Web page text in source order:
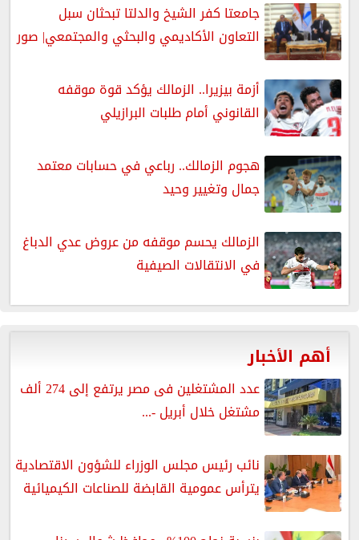
جامعتا كفر الشيخ والدلتا تبحثان سبل
التعاون الأكاديمي والبحثي والمجتمعي| صور
أزمة بيزيرا.. الزمالك يؤكد قوة موقفه
القانوني أمام طلبات البرازيلي
هجوم الزمالك.. رباعي في حسابات معتمد
جمال وتغيير وحيد
الزمالك يحسم موقفه من عروض عدي الدباغ
في الانتقالات الصيفية
أهم الأخبار
عدد المشتغلين فى مصر يرتفع إلى 274 ألف
مشتغل خلال أبريل -...
نائب رئيس مجلس الوزراء للشؤون الاقتصادية
يترأس عمومية القابضة للصناعات الكيميائية